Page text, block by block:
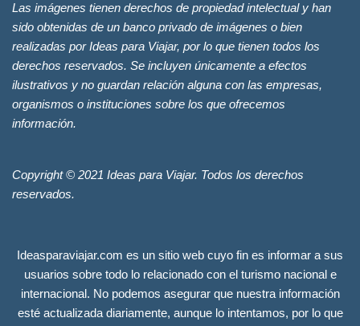
Las imágenes tienen derechos de propiedad intelectual y han
sido obtenidas de un banco privado de imágenes o bien
realizadas por Ideas para Viajar, por lo que tienen todos los
derechos reservados. Se incluyen únicamente a efectos
ilustrativos y no guardan relación alguna con las empresas,
organismos o instituciones sobre los que ofrecemos
información.
Copyright © 2021 Ideas para Viajar. Todos los derechos
reservados.
Ideasparaviajar.com es un sitio web cuyo fin es informar a sus
usuarios sobre todo lo relacionado con el turismo nacional e
internacional. No podemos asegurar que nuestra información
esté actualizada diariamente, aunque lo intentamos, por lo que